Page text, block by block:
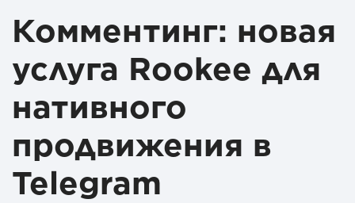
Комментинг: новая
услуга Rookee для
нативного
продвижения в
Telegram